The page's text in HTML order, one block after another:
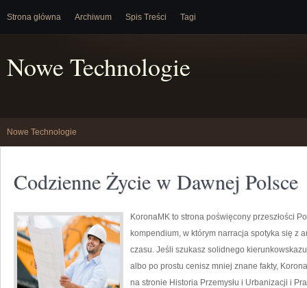
Strona główna Archiwum Spis Treści Tagi
Nowe Technologie
Nowe Technologie
Codzienne Życie w Dawnej Polsce
KoronaMK to strona poświęcony przeszłości
kompendium, w którym narracja spotyka się z
czasu. Jeśli szukasz solidnego
albo po prostu cenisz mniej znane fakty,
na stronie Historia Przemysłu i Urbanizacji i